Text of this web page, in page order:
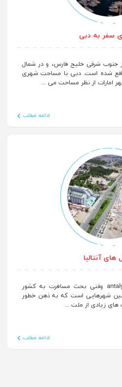
سفر به دبی
جنوب شرقی خلیج فارس، و در شمال
شده است. دبی با مساحت شهری
ادامه مطلب
های آنتالیا
سواحل آنتالیا - antalya sahilleri وقتی بحث مسافرت به کشور
شهرهایی است که به ذهن خطور
های زیادی از ملت ...
ادامه مطلب